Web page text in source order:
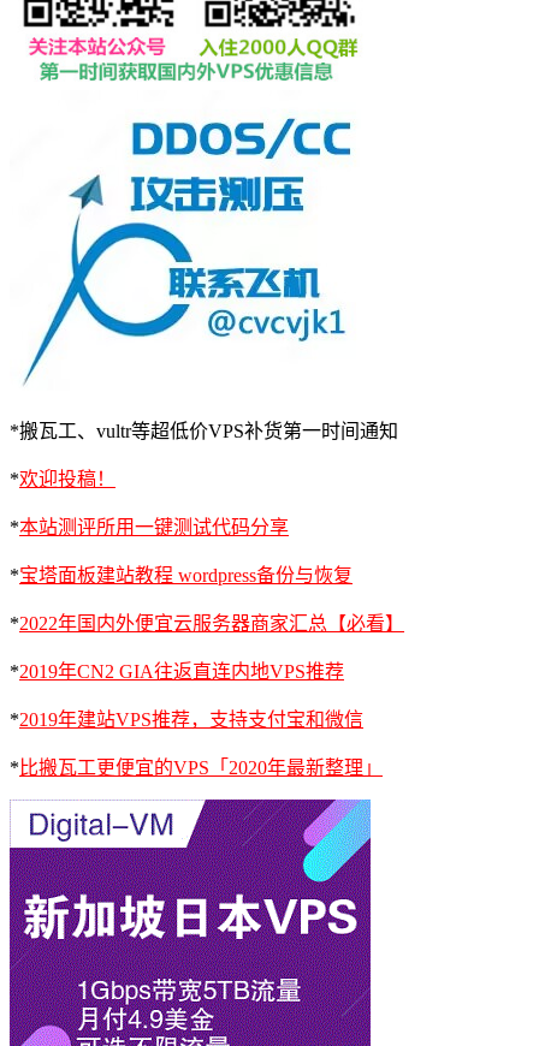
*搬瓦工、vultr等超低价VPS补货第一时间通知
*欢迎投稿！
*本站测评所用一键测试代码分享
*宝塔面板建站教程 wordpress备份与恢复
*2022年国内外便宜云服务器商家汇总【必看】
*2019年CN2 GIA往返直连内地VPS推荐
*2019年建站VPS推荐，支持支付宝和微信
* 比搬瓦工更便宜的VPS「2020年最新整理」